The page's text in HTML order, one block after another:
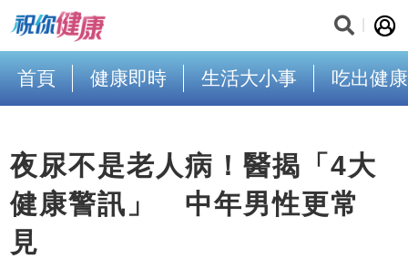
首頁 健康即時 生活大小事 吃出健康
夜尿不是老人病！醫揭「4大
健康警訊」 中年男性更常
見